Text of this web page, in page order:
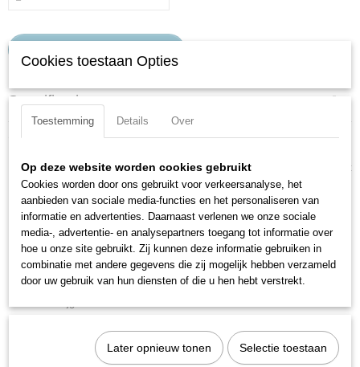
Specificaties
EAN code
3603607034255
Productcode leverancier
A085002X125
Omschrijving
De Dormer A085 Drillbox bevat de meest populaire boordiameters uit
het Dormer programma:
- Handig en overzichtelijk geordend
- Sterke ABS box
- Gebruiksvriendelijk, met extra veiligheidsklem, voorkomt
onverwachts openen
- Eenvoudig bij te vullen
Deze Dormer A085002X125 set bevat 125 stuks Dormer A002-
Cookies toestaan Opties
Toestemming Details Over
Op deze website worden cookies gebruikt
Cookies worden door ons gebruikt voor verkeersanalyse, het
aanbieden van sociale media-functies en het personaliseren van
informatie en advertenties. Daarnaast verlenen we onze sociale
media-, advertentie- en analysepartners toegang tot informatie over
hoe u onze site gebruikt. Zij kunnen deze informatie gebruiken in
combinatie met andere gegevens die zij mogelijk hebben verzameld
door uw gebruik van hun diensten of die u hen hebt verstrekt.
Later opnieuw tonen Selectie toestaan